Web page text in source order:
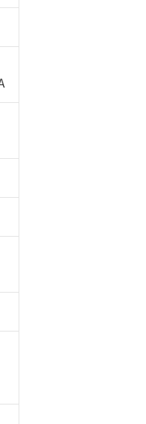
抜)を提供させていただ
ことをご了承ください。
タに基づき作成されるも
ムロン制御機器販売店・
示しないようお願いしま
メンバーズにご登録され
用することをご了承くだ
ある商品です。
す予定はありません。
中の商品です。
ーテル類(PBDE) 1000ppm以下、
1000ppm以下、フタル酸ジブチ
。
響を及ぼさない年数を意
務取引許可)を取得する
いよう必要な手段を講じ
器並びにこれらの製造装
該第三者に通知します。
様担当のオムロン制御